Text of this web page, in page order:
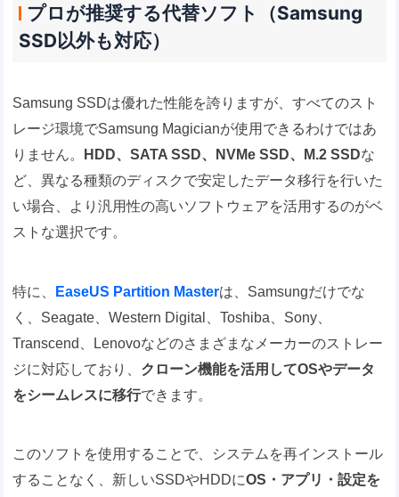
プロが推奨する代替ソフト（Samsung
SSD以外も対応）
Samsung SSDは優れた性能を誇りますが、すべてのスト
レージ環境でSamsung Magicianが使用できるわけではあ
りません。
HDD、SATA SSD、NVMe SSD、M.2 SSDな
ど、異なる種類のディスクで安定したデータ移行を行いた
い場合、より汎用性の高いソフトウェアを活用するのがベ
ストな選択です。
特に、 EaseUS Partition Masterは、Samsungだけでな
く、Seagate、Western Digital、Toshiba、Sony、
Transcend、Lenovoなどのさまざまなメーカーのストレー
ジに対応しており、 クローン機能を活用してOSやデータ
をシームレスに移行できます。
このソフトを使用することで、システムを再インストール
することなく、新しいSSDやHDDにOS・アプリ・設定を